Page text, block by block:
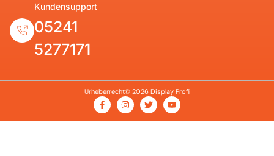
Kundensupport
05241
5277171
Urheberrecht© 2026 Display Profi